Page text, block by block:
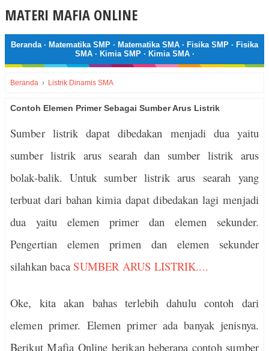
MATERI MAFIA ONLINE
Beranda· Matematika SMP · Matematika SMA · Fisika SMP · Fisika
SMA· Kimia SMP· Kimia SMA·
Beranda › Listrik Dinamis SMA
Contoh Elemen Primer Sebagai Sumber Arus Listrik
Sumber listrik dapat dibedakan menjadi dua yaitu
sumber listrik arus searah dan sumber listrik arus
bolak-balik. Untuk sumber listrik arus searah yang
terbuat dari bahan kimia dapat dibedakan lagi menjadi
dua yaitu elemen primer dan elemen sekunder.
Pengertian elemen primen dan elemen sekunder
silahkan bacaSUMBER ARUS LISTRIK....
Oke, kita akan bahas terlebih dahulu contoh dari
elemen primer. Elemen primer ada banyak jenisnya.
Berikut Mafia Online berikan beberapa contoh sumber